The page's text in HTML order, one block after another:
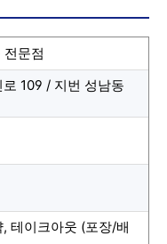
문점
109 / 지번 성남동
테이크아웃 (포장/배